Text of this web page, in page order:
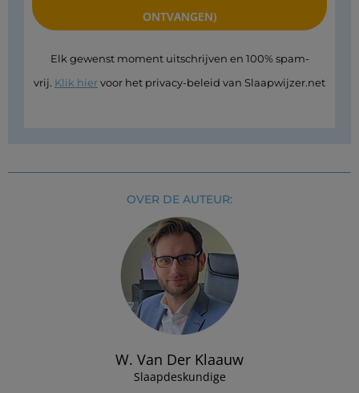
Elk gewenst moment uitschrijven en 100% spam-
vrij. Klik hiervoor het privacy-beleid van Slaapwijzer.net
OVER DE AUTEUR:
W. Van Der Klaauw
Slaapdeskundige